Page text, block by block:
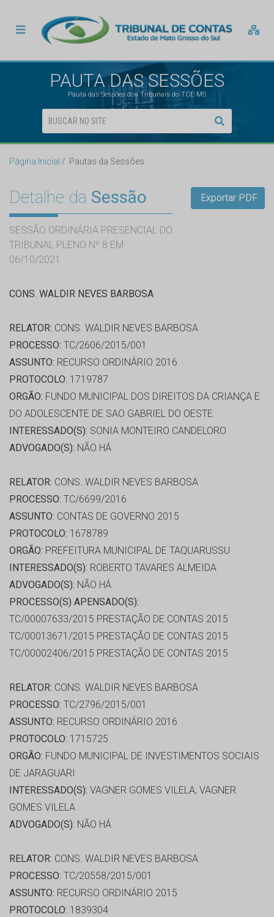
PAUTA DAS SESSÕES
Pauta das Sessões dos Tribunais do TCE MS
Página Inicial Pautas da Sessões
Detalhe da Sessão
SESSÃO ORDINÁRIA PRESENCIAL DO
TRIBUNAL PLENO Nº 8 EM
06/10/2021
Exportar PDF
CONS. WALDIR NEVES BARBOSA
RELATOR: CONS. WALDIR NEVES BARBOSA
PROCESSO: TC/2606/2015/001
ASSUNTO: RECURSO ORDINÁRIO 2016
PROTOCOLO: 1719787
ORGÃO: FUNDO MUNICIPAL DOS DIREITOS DA CRIANÇA E
DO ADOLESCENTE DE SAO GABRIEL DO OESTE
INTERESSADO(S): SONIA MONTEIRO CANDELORO
ADVOGADO(S): NÃO HÁ
RELATOR: CONS. WALDIR NEVES BARBOSA
PROCESSO: TC/6699/2016
ASSUNTO: CONTAS DE GOVERNO 2015
PROTOCOLO: 1678789
ORGÃO: PREFEITURA MUNICIPAL DE TAQUARUSSU
INTERESSADO(S): ROBERTO TAVARES ALMEIDA
ADVOGADO(S): NÃO HÁ
PROCESSO(S) APENSADO(S):
TC/00007633/2015 PRESTAÇÃO DE CONTAS 2015
TC/00013671/2015 PRESTAÇÃO DE CONTAS 2015
TC/00002406/2015 PRESTAÇÃO DE CONTAS 2015
RELATOR: CONS. WALDIR NEVES BARBOSA
PROCESSO: TC/2796/2015/001
ASSUNTO: RECURSO ORDINÁRIO 2016
PROTOCOLO: 1715725
ORGÃO: FUNDO MUNICIPAL DE INVESTIMENTOS SOCIAIS
DE JARAGUARI
INTERESSADO(S): VAGNER GOMES VILELA, VAGNER
GOMES VILELA
ADVOGADO(S): NÃO HÁ
RELATOR: CONS. WALDIR NEVES BARBOSA
PROCESSO: TC/20558/2015/001
ASSUNTO: RECURSO ORDINÁRIO 2015
PROTOCOLO: 1839304